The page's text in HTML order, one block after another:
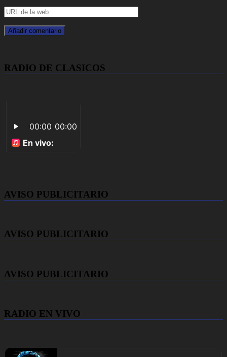
RADIO DE CLASICOS
AVISO PUBLICITARIO
AVISO PUBLICITARIO
AVISO PUBLICITARIO
RADIO EN VIVO